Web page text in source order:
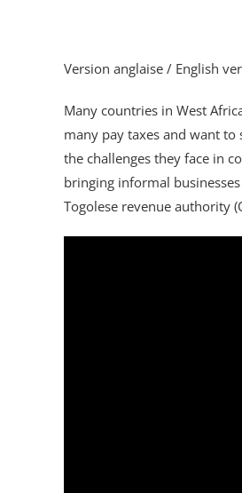
Version anglaise / English
Many countries in West
many pay taxes and want
the challenges they face in
bringing informal
Togolese revenue authority